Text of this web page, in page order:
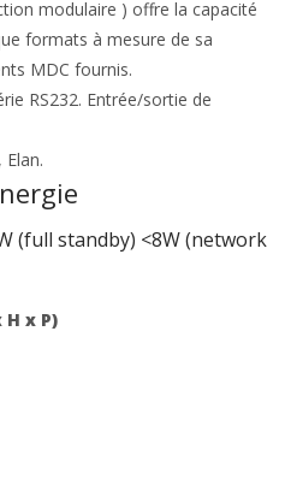
modulaire ) offre la capacité
formats à mesure de sa
MDC fournis.
RS232. Entrée/sortie de
(full standby) <8W (network
x P)